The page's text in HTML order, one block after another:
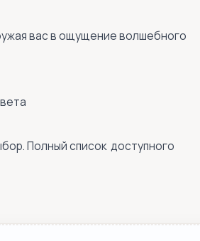
вас в ощущение волшебного
Полный список доступного